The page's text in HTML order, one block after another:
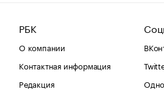
РБК
О компании
Контактная информация
Редакция